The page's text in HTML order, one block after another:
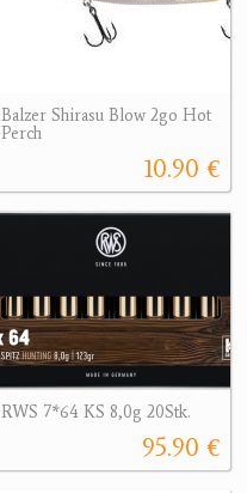
Balzer Shirasu Blow 2go Hot
Perch
10.90 €
RWS 7*64 KS 8,0g 20Stk.
95.90 €